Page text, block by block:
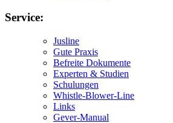
Service:
Jusline
Gute Praxis
Befreite Dokumente
Experten & Studien
Schulungen
Whistle-Blower-Line
Links
Gever-Manual